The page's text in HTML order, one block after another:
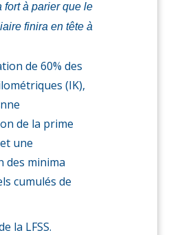
fort à parier que le
finira en tête à
de 60% des
(IK),
de la prime
une
des minima
cumulés de
la LFSS.